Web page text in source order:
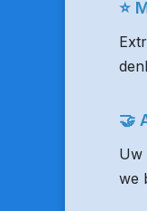
⭐
🤝
Uw
we